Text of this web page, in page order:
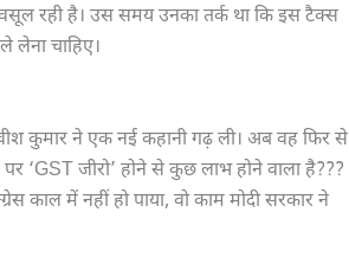
रही है। उस समय उनका तर्क था कि इस टैक्स
चाहिए।
कुमार ने एक नई कहानी गढ़ ली। अब वह फिर से
‘GST जीरो’ होने से कुछ लाभ होने वाला है???
काल में नहीं हो पाया, वो काम मोदी सरकार ने